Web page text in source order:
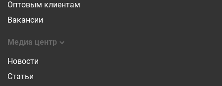
Оптовым клиентам
Вакансии
Медиа центр
Новости
Статьи